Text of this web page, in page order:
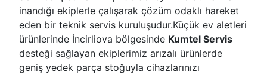
inandığı ekiplerle çalışarak çözüm odaklı hareket
eden bir teknik servis kuruluşudur.Küçük ev aletleri
ürünlerinde İncirliova bölgesinde Kumtel Servis
desteği sağlayan ekiplerimiz arızalı ürünlerde
geniş yedek parça stoğuyla cihazlarınızı